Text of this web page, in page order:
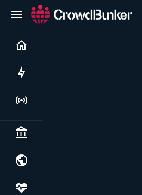
Live
Politics & institutions